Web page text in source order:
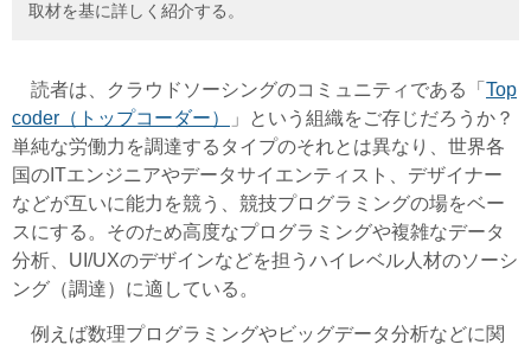
取材を基に詳しく紹介する。
読者は、クラウドソーシングのコミュニティである「 Top
coder（トップコーダー）
」という組織をご存じだろうか？
単純な労働力を調達するタイプのそれとは異なり、世界各
国のITエンジニアやデータサイエンティスト、デザイナー
などが互いに能力を競う、競技プログラミングの場をベー
スにする。そのため高度なプログラミングや複雑なデータ
分析、UI/UXのデザインなどを担うハイレベル人材のソーシ
ング（調達）に適している。
例えば数理プログラミングやビッグデータ分析などに関